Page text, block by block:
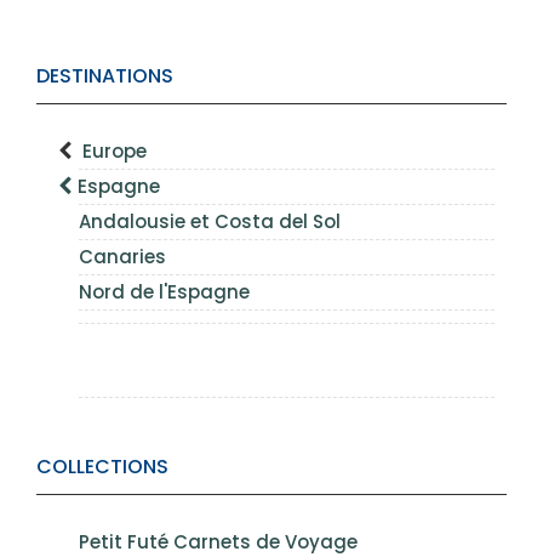
DESTINATIONS
Europe
Espagne
Andalousie et Costa del Sol
Canaries
Nord de l'Espagne
COLLECTIONS
Petit Futé Carnets de Voyage